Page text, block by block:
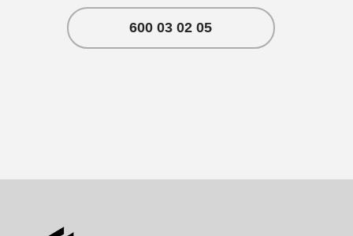
600 03 02 05